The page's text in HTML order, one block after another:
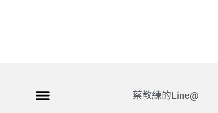
蔡教練的Line@